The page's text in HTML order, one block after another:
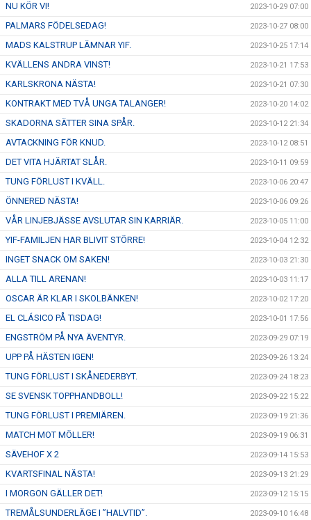
NU KÖR VI! 2023-10-29 07:00
PALMARS FÖDELSEDAG! 2023-10-27 08:00
MADS KALSTRUP LÄMNAR YIF. 2023-10-25 17:14
KVÄLLENS ANDRA VINST! 2023-10-21 17:53
KARLSKRONA NÄSTA! 2023-10-21 07:30
KONTRAKT MED TVÅ UNGA TALANGER! 2023-10-20 14:02
SKADORNA SÄTTER SINA SPÅR. 2023-10-12 21:34
AVTACKNING FÖR KNUD. 2023-10-12 08:51
DET VITA HJÄRTAT SLÅR. 2023-10-11 09:59
TUNG FÖRLUST I KVÄLL. 2023-10-06 20:47
ÖNNERED NÄSTA! 2023-10-06 09:26
VÅR LINJEBJÄSSE AVSLUTAR SIN KARRIÄR. 2023-10-05 11:00
YIF-FAMILJEN HAR BLIVIT STÖRRE! 2023-10-04 12:32
INGET SNACK OM SAKEN! 2023-10-03 21:30
ALLA TILL ARENAN! 2023-10-03 11:17
OSCAR ÄR KLAR I SKOLBÄNKEN! 2023-10-02 17:20
EL CLÁSICO PÅ TISDAG! 2023-10-01 17:56
ENGSTRÖM PÅ NYA ÄVENTYR. 2023-09-29 07:19
UPP PÅ HÄSTEN IGEN! 2023-09-26 13:24
TUNG FÖRLUST I SKÅNEDERBYT. 2023-09-24 18:23
SE SVENSK TOPPHANDBOLL! 2023-09-22 15:22
TUNG FÖRLUST I PREMIÄREN. 2023-09-19 21:36
MATCH MOT MÖLLER! 2023-09-19 06:31
SÄVEHOF X 2 2023-09-14 15:53
KVARTSFINAL NÄSTA! 2023-09-13 21:29
I MORGON GÄLLER DET! 2023-09-12 15:15
TREMÅLSUNDERLÄGE I ”HALVTID”. 2023-09-10 16:48